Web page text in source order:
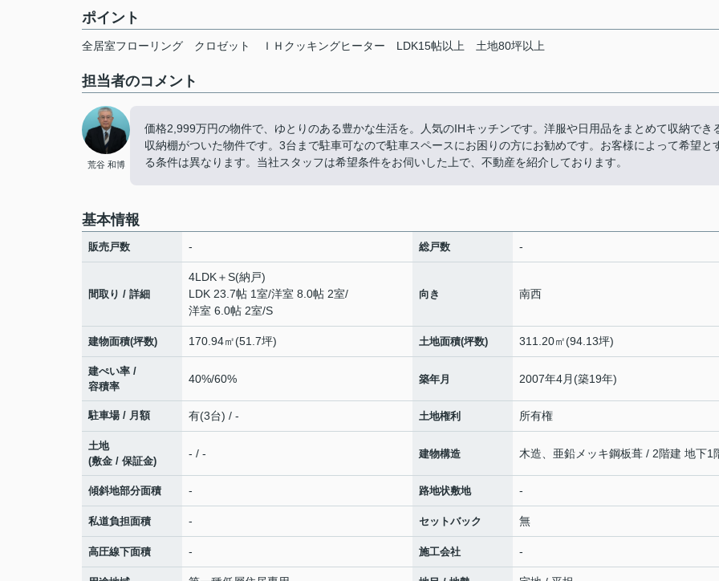
ポイント
全居室フローリング クロゼット ＩＨクッキングヒーター LDK15帖以上 土地80坪以上
担当者のコメント
荒谷 和博
価格2,999万円の物件で、ゆとりのある豊かな生活を。人気のIHキッチンです。洋服や日用品をまとめて収納でき
収納棚がついた物件です。3台まで駐車可なので駐車スペースにお困りの方にお勧めです。お客様によって希望と
る条件は異なります。当社スタッフは希望条件をお伺いした上で、不動産を紹介しております。
基本情報
販売戸数 - 総戸数 -
間取り / 詳細
4LDK＋S(納戸)
LDK 23.7帖 1室/洋室 8.0帖 2室/
洋室 6.0帖 2室/S
向き 南西
建物面積(坪数) 170.94㎡(51.7坪) 土地面積(坪数) 311.20㎡(94.13坪)
建ぺい率 /
容積率
40%/60% 築年月 2007年4月(築19年)
駐車場 / 月額 有(3台) / - 土地権利 所有権
土地
(敷金 / 保証金)
- / - 建物構造 木造、亜鉛メッキ鋼板葺 / 2階建 地下1
傾斜地部分面積 - 路地状敷地 -
私道負担面積 - セットバック 無
高圧線下面積 - 施工会社 -